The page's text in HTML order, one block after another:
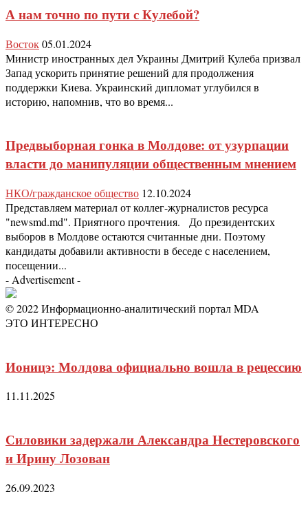
А нам точно по пути с Кулебой?
Восток05.01.2024
Министр иностранных дел Украины Дмитрий Кулеба призвал
Запад ускорить принятие решений для продолжения
поддержки Киева. Украинский дипломат углубился в
историю, напомнив, что во время...
Предвыборная гонка в Молдове: от узурпации
власти до манипуляции общественным мнением
НКО/гражданское общество 12.10.2024
Представляем материал от коллег-журналистов ресурса
"newsmd.md". Приятного прочтения. До президентских
выборов в Молдове остаются считанные дни. Поэтому
кандидаты добавили активности в беседе с населением,
посещении...
- Advertisement -
© 2022 Информационно-аналитический портал MDA
ЭТО ИНТЕРЕСНО
Ионицэ: Молдова официально вошла в рецессию
11.11.2025
Силовики задержали Александра Нестеровского
и Ирину Лозован
26.09.2023